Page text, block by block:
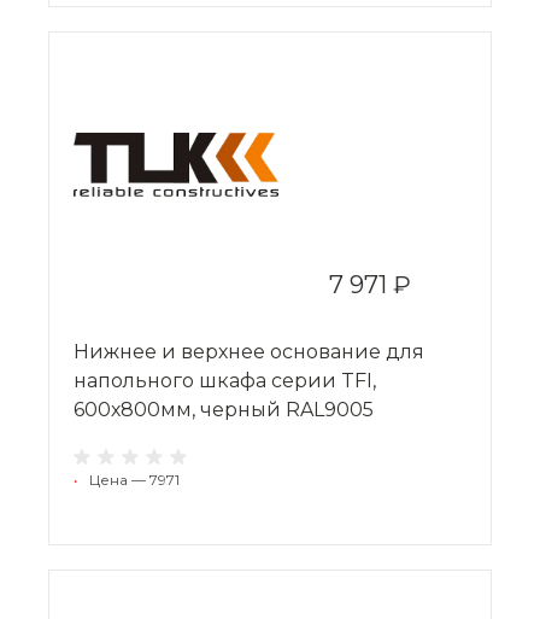
7 971 ₽
Нижнее и верхнее основание для
напольного шкафа серии TFI,
600х800мм, черный RAL9005
• Цена — 7971